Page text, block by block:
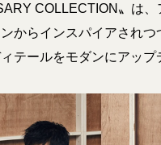
COLLECTION〟は、
からインスパイアされつ
テールをモダンにアップ